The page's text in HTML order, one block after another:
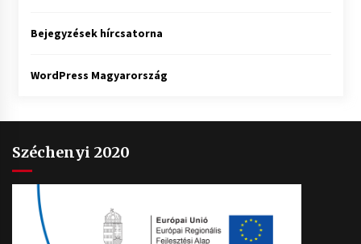
Bejegyzések hírcsatorna
WordPress Magyarország
Széchenyi 2020